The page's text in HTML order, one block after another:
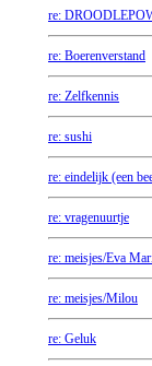
re:
re: Boerenverstand
re: Zelfkennis
re: sushi
re: eindelijk (een
re: vragenuurtje
re: meisjes/Eva
re: meisjes/Milou
re: Geluk